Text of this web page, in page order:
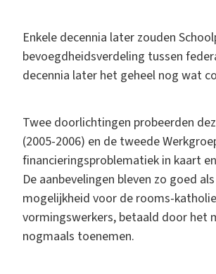
Enkele decennia later zouden
bevoegdheidsverdeling tussen
decennia later het geheel nog wat
Twee doorlichtingen probeerden
(2005-2006) en de tweede
financieringsproblematiek in kaart
De aanbevelingen bleven zo goed
mogelijkheid voor de rooms-
vormingswerkers, betaald door het
nogmaals toenemen.